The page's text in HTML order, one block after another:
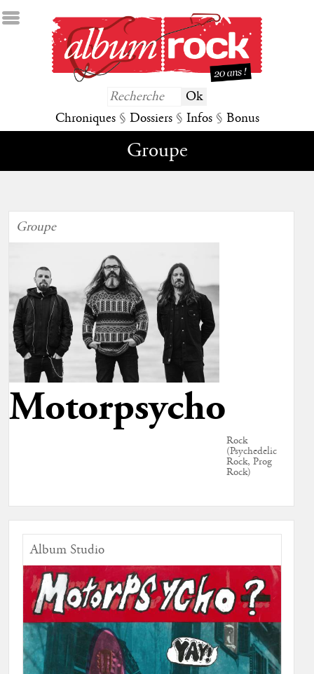
Chroniques § Dossiers § Infos § Bonus
Groupe
Groupe
Motorpsycho
Rock
(Psychedelic
Rock, Prog
Rock)
Album Studio